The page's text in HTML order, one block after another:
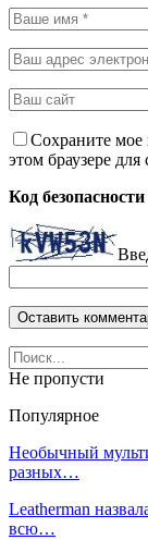
Сохраните мое
этом браузере
Код безопасности
Не пропусти
Популярное
Необычный
разных…
Leatherman
всю…